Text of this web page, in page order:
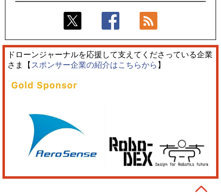
ドローンジャーナルを応援して支えてくださっている企業
さま【 スポンサー企業の紹介はこちらから 】